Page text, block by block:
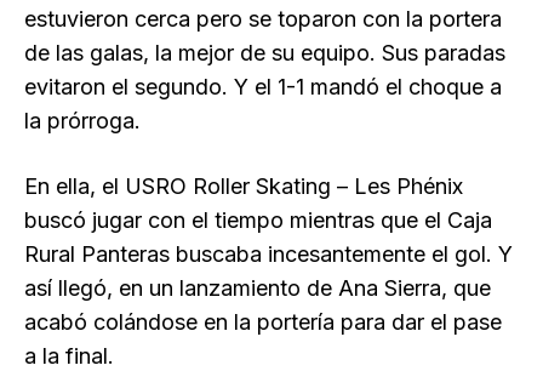
estuvieron cerca pero se toparon con la portera
de las galas, la mejor de su equipo. Sus paradas
evitaron el segundo. Y el 1-1 mandó el choque a
la prórroga.
En ella, el USRO Roller Skating – Les Phénix
buscó jugar con el tiempo mientras que el Caja
Rural Panteras buscaba incesantemente el gol. Y
así llegó, en un lanzamiento de Ana Sierra, que
acabó colándose en la portería para dar el pase
a la final.